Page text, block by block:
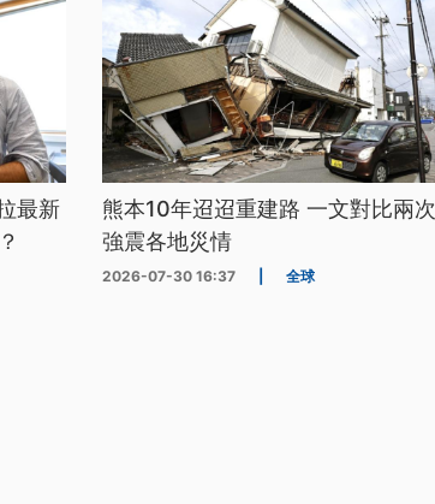
最新
熊本10年迢迢重建路 一文對比兩次
強震各地災情
2026-07-30 16:37 全球